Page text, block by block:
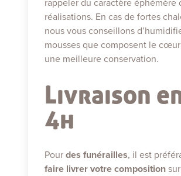
rappeler du caractère éphémère
réalisations. En cas de fortes
nous vous conseillons
mousses que composent le
une meilleure conservation.
Livraison
4h
Pourdes funérailles, il est
faire livrer votre composition